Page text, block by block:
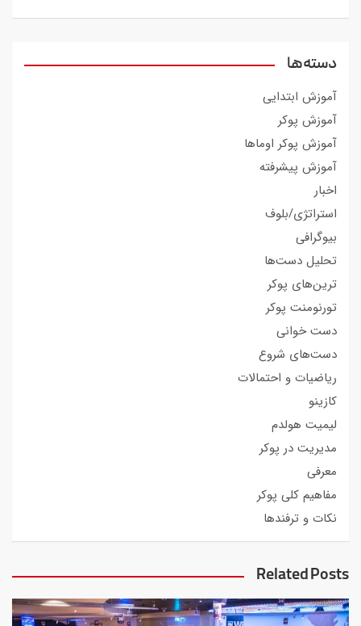
دسته‌ها
آموزش ابتدایی
آموزش پوکر
آموزش پوکر اوماها
آموزش پیشرفته
اخبار
استراتژی/بلوف
بیوگرافی
تحلیل دست‌ها
ترین‌های پوکر
تورنومنت پوکر
دست خوانی
دست‌های شروع
ریاضیات و احتمالات
کازینو
لیمیت هولدم
مدیریت در پوکر
معرفی
مفاهیم کلی پوکر
نکات و ترفندها
Related Posts